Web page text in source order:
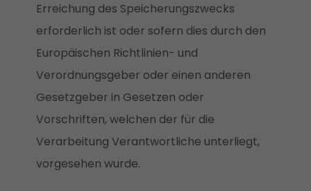
Erreichung des Speicherungszwecks
erforderlich ist oder sofern dies durch den
Europäischen Richtlinien- und
Verordnungsgeber oder einen anderen
Gesetzgeber in Gesetzen oder
Vorschriften, welchen der für die
Verarbeitung Verantwortliche unterliegt,
vorgesehen wurde.